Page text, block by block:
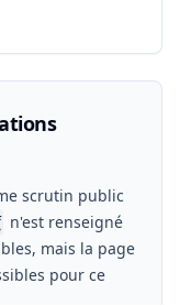
scrutin public
n'est renseigné
mais la page
pour ce